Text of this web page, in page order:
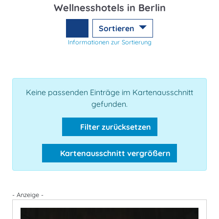
Wellnesshotels in Berlin
Sortieren
Informationen zur Sortierung
Keine passenden Einträge im Kartenausschnitt
gefunden.
Filter zurücksetzen
Kartenausschnitt vergrößern
- Anzeige -